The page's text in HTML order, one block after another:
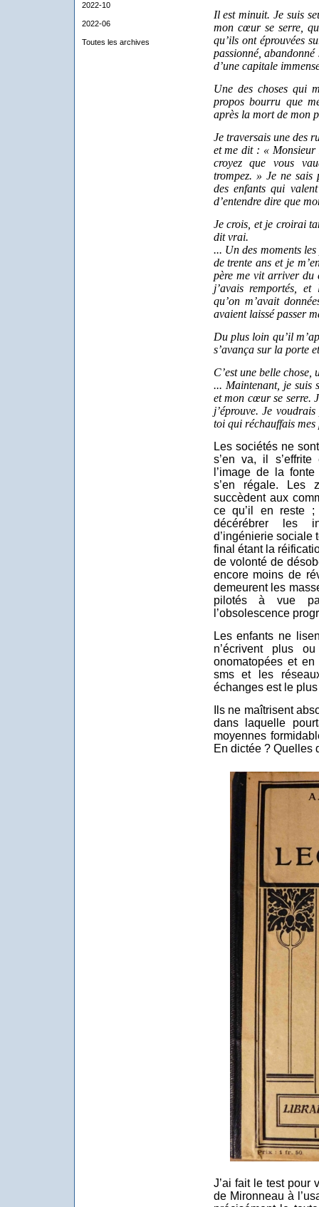
2022-10
2022-06
Toutes les archives
Il est minuit. Je suis
mon cœur se serre,
qu’ils ont éprouvées
passionné,
d’une capitale
Une des choses qui
propos bourru que
après la mort de mon
Je traversais une des
et me dit : « Monsieur
croyez que vous
trompez. » Je ne sais
des enfants qui
d’entendre dire que
Je crois, et je croirai
dit vrai.
... Un des moments
de trente ans et je
père me vit arriver du
j’avais remportés, et
qu’on m’avait
avaient laissé passer
Du plus loin qu’il
s’avança sur la porte
C’est une belle
... Maintenant, je suis
et mon cœur se serre.
j’éprouve. Je
toi qui réchauffais mes
Les sociétés ne
s’en va, il
l’image de la
s’en régale. Les
succèdent aux
ce qu’il en reste
décérébrer les
d’ingénierie sociale
final étant la
de volonté de
encore moins de
demeurent les
pilotés à vue
l’obsolescence
Les enfants ne
n’écrivent plus
onomatopées et
sms et les
échanges est le
Ils ne maîtrisent
dans laquelle
moyennes
En dictée ? Quelles
J’ai fait le test pour
de Mironneau à